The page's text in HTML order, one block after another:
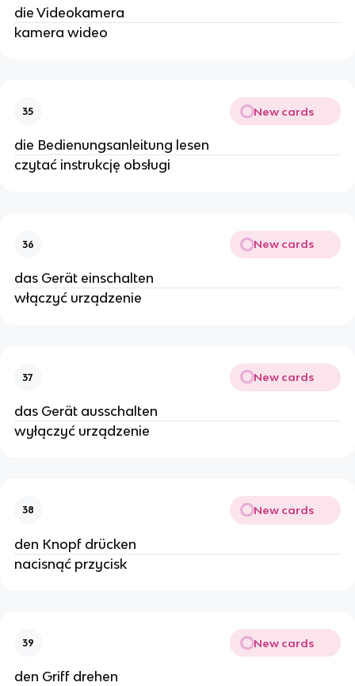
die Videokamera
kamera wideo
35 New cards
die Bedienungsanleitung lesen
czytać instrukcję obsługi
36 New cards
das Gerät einschalten
włączyć urządzenie
37 New cards
das Gerät ausschalten
wyłączyć urządzenie
38 New cards
den Knopf drücken
nacisnąć przycisk
39 New cards
den Griff drehen